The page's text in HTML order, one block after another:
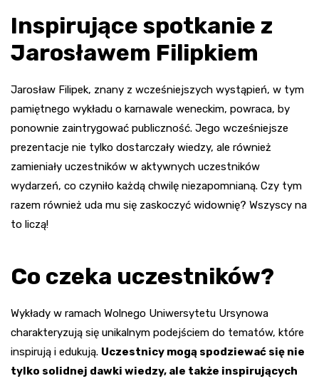
Inspirujące spotkanie z
Jarosławem Filipkiem
Jarosław Filipek, znany z wcześniejszych wystąpień, w tym
pamiętnego wykładu o karnawale weneckim, powraca, by
ponownie zaintrygować publiczność. Jego wcześniejsze
prezentacje nie tylko dostarczały wiedzy, ale również
zamieniały uczestników w aktywnych uczestników
wydarzeń, co czyniło każdą chwilę niezapomnianą. Czy tym
razem również uda mu się zaskoczyć widownię? Wszyscy na
to liczą!
Co czeka uczestników?
Wykłady w ramach Wolnego Uniwersytetu Ursynowa
charakteryzują się unikalnym podejściem do tematów, które
inspirują i edukują. Uczestnicy mogą spodziewać się nie
tylko solidnej dawki wiedzy, ale także inspirujących